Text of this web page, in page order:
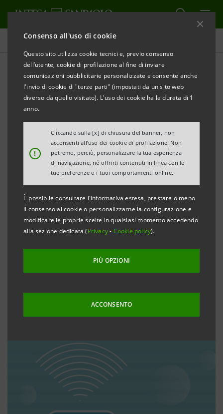
Consenso all'uso di cookie
Questo sito utilizza cookie tecnici e, previo consenso
dell’utente, cookie di profilazione al fine di inviare
comunicazioni pubblicitarie personalizzate e consente anche
l'invio di cookie di "terze parti" (impostati da un sito web
diverso da quello visitato). L'uso dei cookie ha la durata di 1
anno.
!
Cliccando sulla [x] di chiusura del banner, non
acconsenti all’uso dei cookie di profilazione. Non
potremo, perciò, personalizzare la tua esperienza
di navigazione, né offrirti contenuti in linea con le
tue preferenze o i tuoi comportamenti online.
È possibile consultare l'informativa estesa, prestare o meno
il consenso ai cookie o personalizzarne la configurazione e
modificare le proprie scelte in qualsiasi momento accedendo
alla sezione dedicata (Privacy- Cookie policy).
PIÙ OPZIONI
ACCONSENTO
Tutti i progetti
INNOVAZIONE
Smart Mobility, quali scelte
per il futuro?